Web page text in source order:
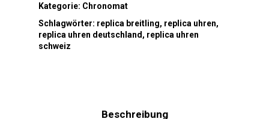
Kategorie: Chronomat
Schlagwörter: replica breitling, replica uhren,
replica uhren deutschland , replica uhren
schweiz
Beschreibung